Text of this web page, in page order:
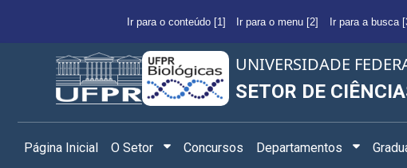
Ir para o conteúdo [1] Ir para o menu [2] Ir para a busca
UNIVERSIDADE
SETOR DE
Página Inicial O Setor Concursos Departamentos